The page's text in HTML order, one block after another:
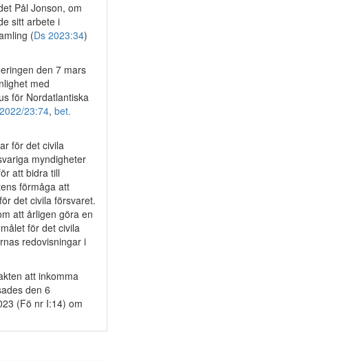
Pål Jonson, om
sitt arbete i
(Ds 2023:34)
den 7 mars
med
för Nordatlantiska
23:74, bet.
för det civila
myndigheter
att bidra till
förmåga att
det civila försvaret.
att årligen göra en
för det civila
redovisningar i
att inkomma
den 6
(Fö nr I:14) om